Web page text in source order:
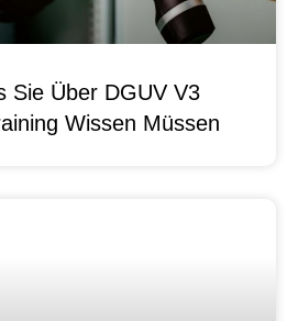
Sie Über DGUV V3
Wissen Müssen